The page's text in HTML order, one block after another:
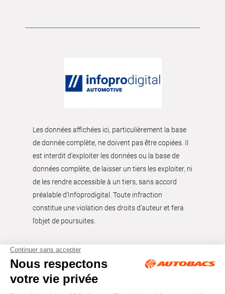
Les données affichées ici, particulièrement la base
de donnée complète, ne doivent pas être copiées. Il
est interdit d’exploiter les données ou la base de
données complète, de laisser un tiers les exploiter, ni
de les rendre accessible à un tiers, sans accord
préalable d'Infoprodigital. Toute infraction
constitue une violation des droits d’auteur et fera
l’objet de poursuites.